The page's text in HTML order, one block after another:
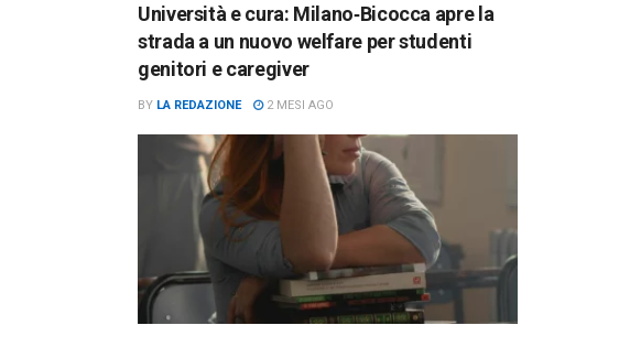
Università e cura: Milano‑Bicocca apre la
strada a un nuovo welfare per studenti
genitori e caregiver
BY LA REDAZIONE 2 MESI AGO